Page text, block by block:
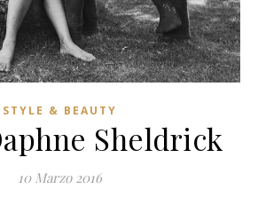
STYLE & BEAUTY
Sheldrick
10 Marzo 2016